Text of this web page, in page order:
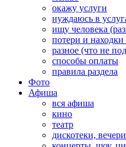
окажу услуги
нуждаюсь в
ищу человека
потери и
разное (что не
способы оплаты
правила раздела
Фото
Афиша
вся афиша
кино
театр
дискотеки,